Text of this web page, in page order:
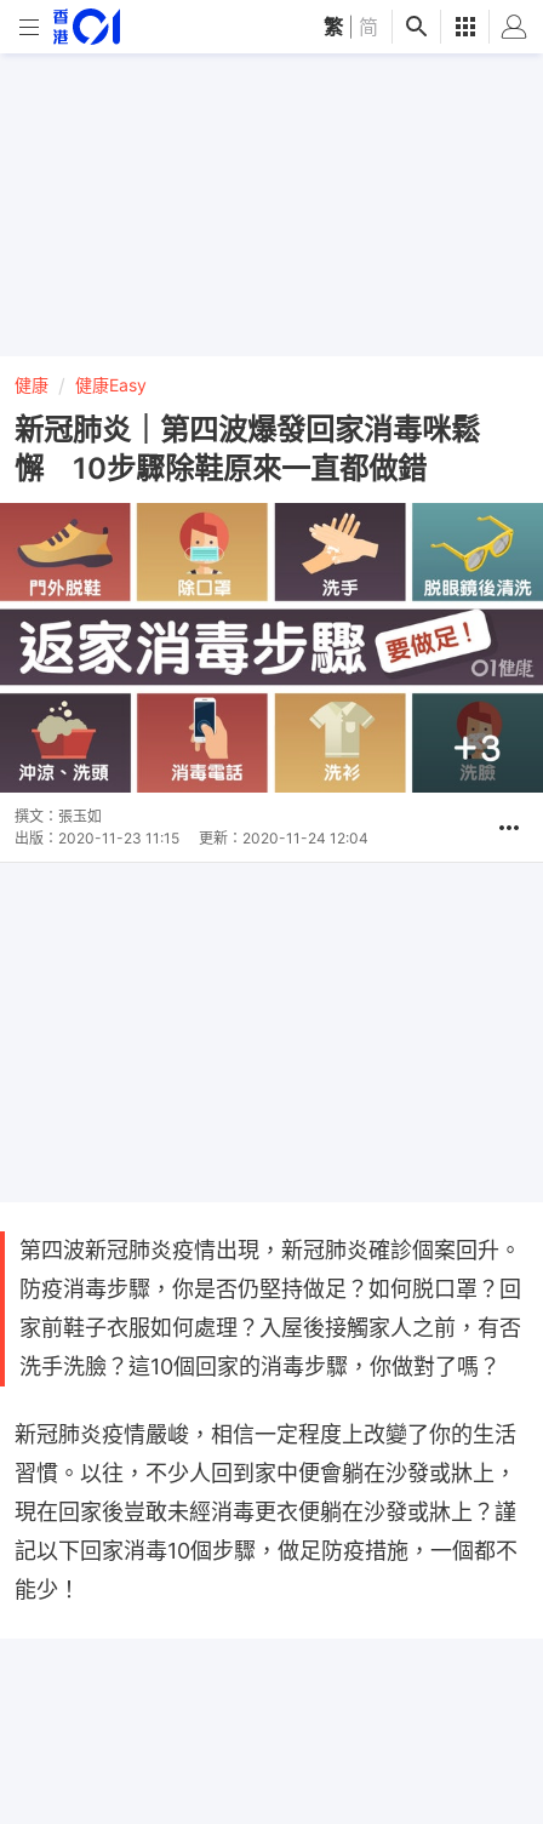
繁 简
健康 健康Easy
新冠肺炎｜第四波爆發回家消毒咪鬆
懈 10步驟除鞋原來一直都做錯
撰文： 張玉如
出版： 2020-11-23 11:15 更新： 2020-11-24 12:04
第四波新冠肺炎疫情出現，新冠肺炎確診個案回升。
防疫消毒步驟，你是否仍堅持做足？如何脱口罩？回
家前鞋子衣服如何處理？入屋後接觸家人之前，有否
洗手洗臉？這10個回家的消毒步驟，你做對了嗎？
新冠肺炎疫情嚴峻，相信一定程度上改變了你的生活
習慣。以往，不少人回到家中便會躺在沙發或牀上，
現在回家後豈敢未經消毒更衣便躺在沙發或牀上？謹
記以下回家消毒10個步驟，做足防疫措施，一個都不
能少！